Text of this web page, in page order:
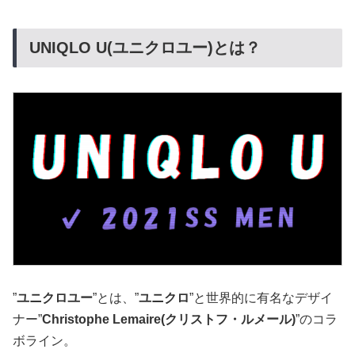
UNIQLO U(ユニクロユー)とは？
”ユニクロユー”とは、”ユニクロ”と世界的に有名なデザイ
ナー”Christophe Lemaire(クリストフ・ルメール)”のコラ
ボライン。